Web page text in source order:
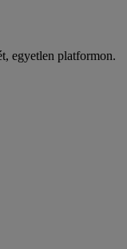
egyetlen platformon.